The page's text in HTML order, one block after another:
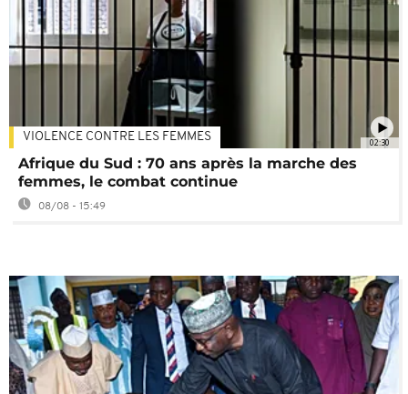
02:30
VIOLENCE CONTRE LES FEMMES
Afrique du Sud : 70 ans après la marche des
femmes, le combat continue
08/08 - 15:49